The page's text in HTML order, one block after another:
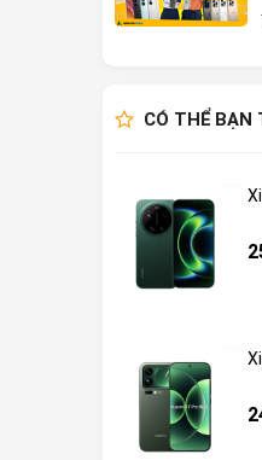
CÓ THỂ BẠN